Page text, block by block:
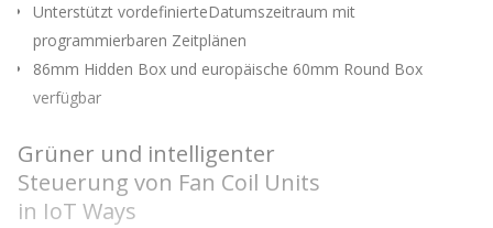
Unterstützt vordefinierteDatumszeitraum mit
programmierbaren Zeitplänen
86mm Hidden Box und europäische 60mm Round Box
verfügbar
Grüner und intelligenter
Steuerung von Fan Coil Units
in IoT Ways